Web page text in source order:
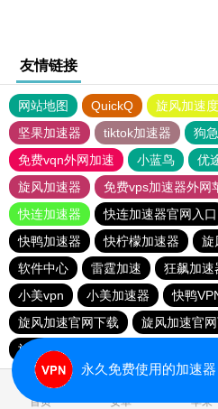
友情链接
网站地图 QuickQ 旋风加速
坚果加速器
tiktok加速器
狗
免费vqn外网加速
小蓝鸟 优
旋风加速器
免费vps加速器外网
快连加速器
快连加速器官网入口
快鸭加速器
快柠檬加速器 旋
软件中心
雷霆加速 狂飙加速
小美vpn
小美加速器 快鸭
旋风加速官网下载
旋风加速官
旋风加速官网下载
首页 安卓 苹果
永久免费使用的加速器